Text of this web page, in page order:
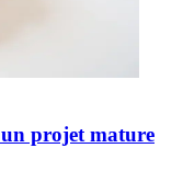
projet mature